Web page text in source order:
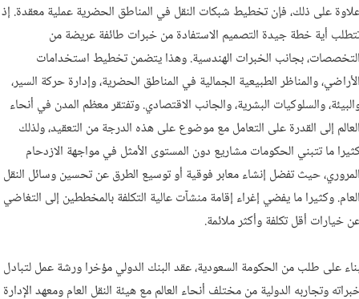
على ذلك، فإن تخطيط شبكات النقل في المناطق الحضرية عملية معقدة. إذ
أية خطة جيدة التصميم الاستفادة من خبرات طائفة عريضة من
بجانب الخبرات الهندسية. وهذا يتضمن تخطيط استخدامات
والمناظر الطبيعية الجمالية في المناطق الحضرية، وإدارة حركة السير،
والسلوكيات البشرية، والجانب الاقتصادي. وتفتقر معظم المدن في أنحاء
إلى القدرة على التعامل مع موضوع على هذه الدرجة من التعقيد، ولذلك
ما تتبني الحكومات مشاريع دون المستوى الأمثل في مواجهة الازدحام
حيث تفضل إنشاء معابر فوقية أو توسيع الطرق عن تحسين وسائل النقل
وكثيرا ما يفضي إغراء إقامة منشآت عالية التكلفة بالمخططين إلى التغاضي
خيارات أقل تكلفة وأكثر ملائمة.
على طلب من الحكومة السعودية، عقد البنك الدولي مؤخرا ورشة عمل لتبادل
وتجاربه الدولية من مختلف أنحاء العالم مع هيئة النقل العام ومعهد الإدارة